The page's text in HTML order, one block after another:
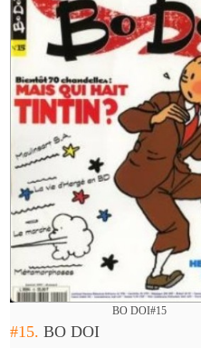
BO DOI#15
#15.BO DOI